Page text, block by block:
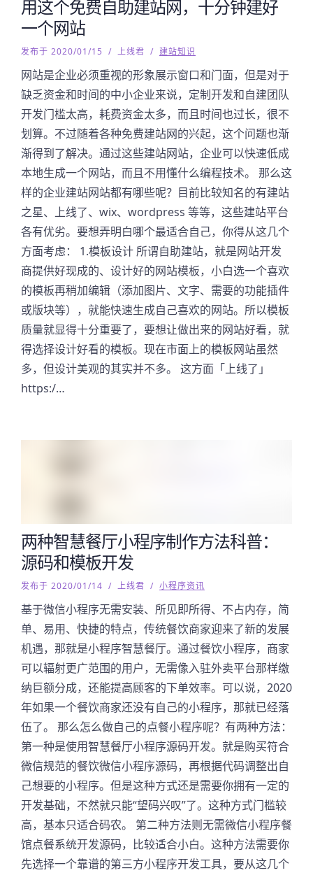
用这个免费自助建站网，十分钟建好
一个网站
发布于 2020/01/15 / 上线君 / 建站知识
网站是企业必须重视的形象展示窗口和门面，但是对于
缺乏资金和时间的中小企业来说，定制开发和自建团队
开发门槛太高，耗费资金太多，而且时间也过长，很不
划算。不过随着各种免费建站网的兴起，这个问题也渐
渐得到了解决。通过这些建站网站，企业可以快速低成
本地生成一个网站，而且不用懂什么编程技术。 那么这
样的企业建站网站都有哪些呢？目前比较知名的有建站
之星、上线了、wix、wordpress 等等，这些建站平台
各有优劣。要想弄明白哪个最适合自己，你得从这几个
方面考虑： 1.模板设计 所谓自助建站，就是网站开发
商提供好现成的、设计好的网站模板，小白选一个喜欢
的模板再稍加编辑（添加图片、文字、需要的功能插件
或版块等），就能快速生成自己喜欢的网站。所以模板
质量就显得十分重要了，要想让做出来的网站好看，就
得选择设计好看的模板。现在市面上的模板网站虽然
多，但设计美观的其实并不多。 这方面「上线了」
https:/…
两种智慧餐厅小程序制作方法科普：
源码和模板开发
发布于 2020/01/14 / 上线君 / 小程序资讯
基于微信小程序无需安装、所见即所得、不占内存，简
单、易用、快捷的特点，传统餐饮商家迎来了新的发展
机遇，那就是小程序智慧餐厅。通过餐饮小程序，商家
可以辐射更广范围的用户，无需像入驻外卖平台那样缴
纳巨额分成，还能提高顾客的下单效率。可以说，2020
年如果一个餐饮商家还没有自己的小程序，那就已经落
伍了。 那么怎么做自己的点餐小程序呢？有两种方法：
第一种是使用智慧餐厅小程序源码开发。就是购买符合
微信规范的餐饮微信小程序源码，再根据代码调整出自
己想要的小程序。但是这种方式还是需要你拥有一定的
开发基础，不然就只能“望码兴叹”了。这种方式门槛较
高，基本只适合码农。 第二种方法则无需微信小程序餐
馆点餐系统开发源码，比较适合小白。这种方法需要你
先选择一个靠谱的第三方小程序开发工具，要从这几个